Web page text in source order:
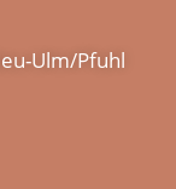
Ulm/Pfuhl